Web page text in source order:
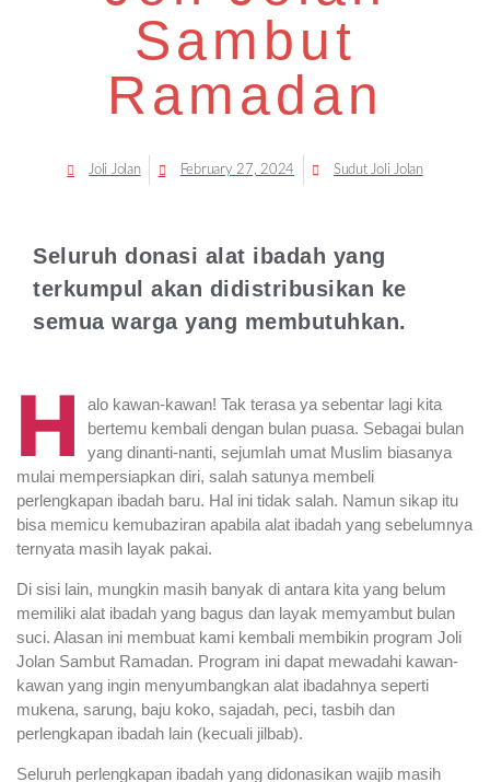
Sambut
Ramadan
Joli Jolan February 27, 2024 Sudut Joli Jolan
Seluruh donasi alat ibadah yang
terkumpul akan didistribusikan ke
semua warga yang membutuhkan.
H
alo kawan-kawan! Tak terasa ya sebentar lagi kita
bertemu kembali dengan bulan puasa. Sebagai bulan
yang dinanti-nanti, sejumlah umat Muslim biasanya
mulai mempersiapkan diri, salah satunya membeli
perlengkapan ibadah baru. Hal ini tidak salah. Namun sikap itu
bisa memicu kemubaziran apabila alat ibadah yang sebelumnya
ternyata masih layak pakai.
Di sisi lain, mungkin masih banyak di antara kita yang belum
memiliki alat ibadah yang bagus dan layak memyambut bulan
suci. Alasan ini membuat kami kembali membikin program Joli
Jolan Sambut Ramadan. Program ini dapat mewadahi kawan-
kawan yang ingin menyumbangkan alat ibadahnya seperti
mukena, sarung, baju koko, sajadah, peci, tasbih dan
perlengkapan ibadah lain (kecuali jilbab).
Seluruh perlengkapan ibadah yang didonasikan wajib masih